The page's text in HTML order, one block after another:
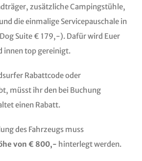
zusätzliche Campingstühle,
die einmalige Servicepauschale in
Suite € 179,-). Dafür wird Euer
innen top gereinigt.
Rabattcode oder
müsst ihr den bei Buchung
einen Rabatt.
des Fahrzeugs muss
von € 800,- hinterlegt werden.